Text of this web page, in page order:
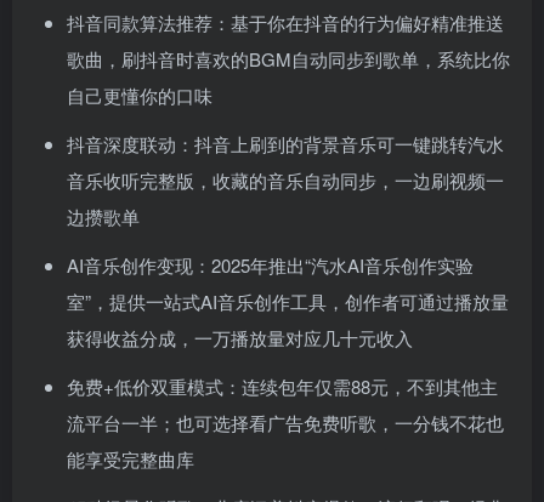
抖音同款算法推荐：基于你在抖音的行为偏好精准推送
歌曲，刷抖音时喜欢的BGM自动同步到歌单，系统比你
自己更懂你的口味
抖音深度联动：抖音上刷到的背景音乐可一键跳转汽水
音乐收听完整版，收藏的音乐自动同步，一边刷视频一
边攒歌单
AI音乐创作变现：2025年推出“汽水AI音乐创作实验
室”，提供一站式AI音乐创作工具，创作者可通过播放量
获得收益分成，一万播放量对应几十元收入
免费+低价双重模式：连续包年仅需88元，不到其他主
流平台一半；也可选择看广告免费听歌，一分钱不花也
能享受完整曲库